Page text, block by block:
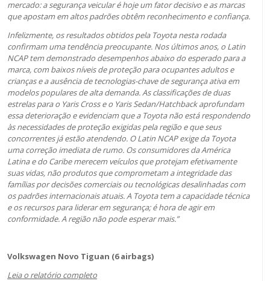
mercado: a segurança veicular é hoje um fator decisivo e as marcas
que apostam em altos padrões obtêm reconhecimento e confiança.
Infelizmente, os resultados obtidos pela Toyota nesta rodada
confirmam uma tendência preocupante. Nos últimos anos, o Latin
NCAP tem demonstrado desempenhos abaixo do esperado para a
marca, com baixos níveis de proteção para ocupantes adultos e
crianças e a ausência de tecnologias-chave de segurança ativa em
modelos populares de alta demanda. As classificações de duas
estrelas para o Yaris Cross e o Yaris Sedan/Hatchback aprofundam
essa deterioração e evidenciam que a Toyota não está respondendo
às necessidades de proteção exigidas pela região e que seus
concorrentes já estão atendendo. O Latin NCAP exige da Toyota
uma correção imediata de rumo. Os consumidores da América
Latina e do Caribe merecem veículos que protejam efetivamente
suas vidas, não produtos que comprometam a integridade das
famílias por decisões comerciais ou tecnológicas desalinhadas com
os padrões internacionais atuais. A Toyota tem a capacidade técnica
e os recursos para liderar em segurança; é hora de agir em
conformidade. A região não pode esperar mais.”
Volkswagen Novo Tiguan (6 airbags)
Leia o relatório completo